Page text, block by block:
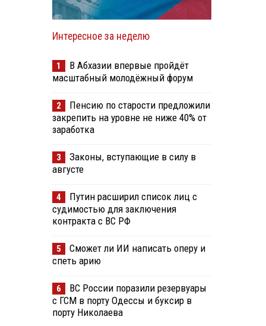
Интересное за неделю
1
В Абхазии впервые пройдёт
масштабный молодёжный форум
2
Пенсию по старости предложили
закрепить на уровне не ниже 40% от
заработка
3
Законы, вступающие в силу в
августе
4
Путин расширил список лиц с
судимостью для заключения
контракта с ВС РФ
5
Сможет ли ИИ написать оперу и
спеть арию
6
ВС России поразили резервуары
с ГСМ в порту Одессы и буксир в
порту Николаева